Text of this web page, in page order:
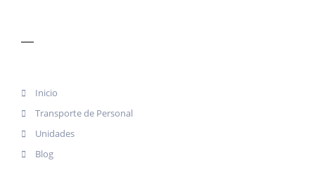
Inicio
Transporte de Personal
Unidades
Blog